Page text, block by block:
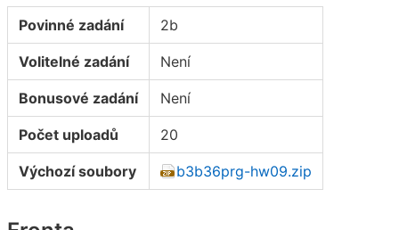
Povinné zadání 2b
Volitelné zadání Není
Bonusové zadání Není
Počet uploadů 20
Výchozí soubory b3b36prg-hw09.zip